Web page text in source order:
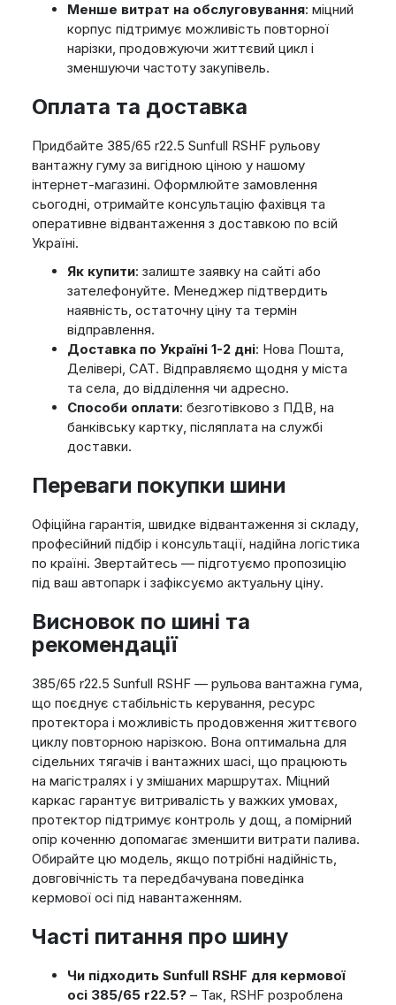
Менше витрат на обслуговування: міцний
корпус підтримує можливість повторної
нарізки, продовжуючи життєвий цикл і
зменшуючи частоту закупівель.
Оплата та доставка
Придбайте 385/65 r22.5 Sunfull RSHF рульову
вантажну гуму за вигідною ціною у нашому
інтернет-магазині. Оформлюйте замовлення
сьогодні, отримайте консультацію фахівця та
оперативне відвантаження з доставкою по всій
Україні.
Як купити: залиште заявку на сайті або
зателефонуйте. Менеджер підтвердить
наявність, остаточну ціну та термін
відправлення.
Доставка по Україні 1-2 дні: Нова Пошта,
Делівері, САТ. Відправляємо щодня у міста
та села, до відділення чи адресно.
Способи оплати: безготівково з ПДВ, на
банківську картку, післяплата на службі
доставки.
Переваги покупки шини
Офіційна гарантія, швидке відвантаження зі складу,
професійний підбір і консультації, надійна логістика
по країні. Звертайтесь — підготуємо пропозицію
під ваш автопарк і зафіксуємо актуальну ціну.
Висновок по шині та
рекомендації
385/65 r22.5 Sunfull RSHF — рульова вантажна гума,
що поєднує стабільність керування, ресурс
протектора і можливість продовження життєвого
циклу повторною нарізкою. Вона оптимальна для
сідельних тягачів і вантажних шасі, що працюють
на магістралях і у змішаних маршрутах. Міцний
каркас гарантує витривалість у важких умовах,
протектор підтримує контроль у дощ, а помірний
опір коченню допомагає зменшити витрати палива.
Обирайте цю модель, якщо потрібні надійність,
довговічність та передбачувана поведінка
кермової осі під навантаженням.
Часті питання про шину
Чи підходить Sunfull RSHF для кермової
осі 385/65 r22.5?– Так, RSHF розроблена